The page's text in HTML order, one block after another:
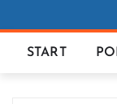
START